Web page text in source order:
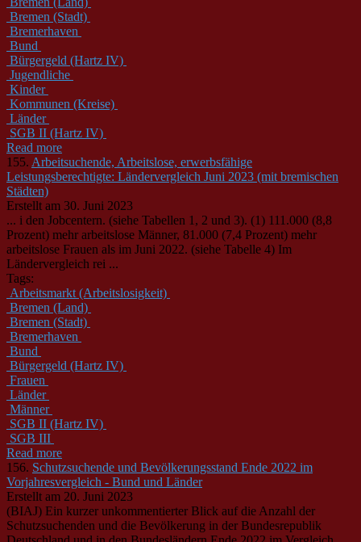
Bremen (Stadt)
Bremerhaven
Bund
Bürgergeld (Hartz IV)
Jugendliche
Kinder
Kommunen (Kreise)
Länder
SGB II (Hartz IV)
Read more
155. Arbeitsuchende, Arbeitslose, erwerbsfähige
Leistungsberechtigte: Ländervergleich Juni 2023 (mit bremischen
Städten)
Erstellt am 30. Juni 2023
... i den Jobcentern. (siehe Tabellen 1, 2 und 3). (1) 111.000 (8,8
Prozent) mehr arbeitslose Männer, 81.000 (7,4 Prozent) mehr
arbeitslose Frauen als im Juni 2022. (siehe Tabelle 4) Im
Ländervergleich rei ...
Tags:
Arbeitsmarkt (Arbeitslosigkeit)
Bremen (Land)
Bremen (Stadt)
Bremerhaven
Bund
Bürgergeld (Hartz IV)
Frauen
Länder
Männer
SGB II (Hartz IV)
SGB III
Read more
156. Schutzsuchende und Bevölkerungsstand Ende 2022 im
Vorjahresvergleich - Bund und Länder
Erstellt am 20. Juni 2023
(BIAJ) Ein kurzer unkommentierter Blick auf die Anzahl der
Schutzsuchenden und die Bevölkerung in der Bundesrepublik